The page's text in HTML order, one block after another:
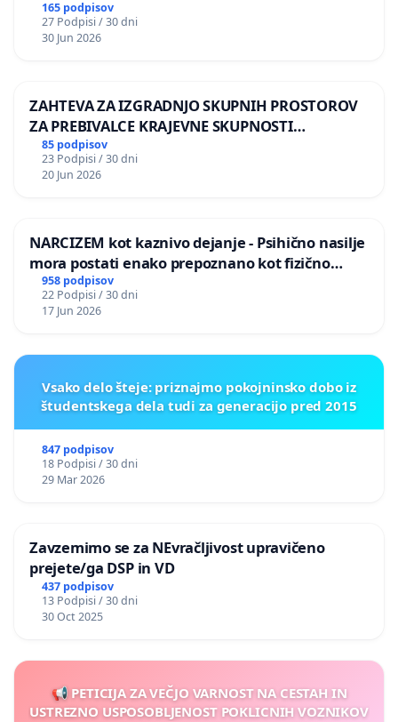
165 podpisov
27 Podpisi / 30 dni
30 Jun 2026
ZAHTEVA ZA IZGRADNJO SKUPNIH PROSTOROV
ZA PREBIVALCE KRAJEVNE SKUPNOSTI
PRESTRANEK
85 podpisov
23 Podpisi / 30 dni
20 Jun 2026
NARCIZEM kot kaznivo dejanje - Psihično nasilje
mora postati enako prepoznano kot fizično
nasilje
958 podpisov
22 Podpisi / 30 dni
17 Jun 2026
Vsako delo šteje: priznajmo pokojninsko dobo iz
študentskega dela tudi za generacijo pred 2015
847 podpisov
18 Podpisi / 30 dni
29 Mar 2026
Zavzemimo se za NEvračljivost upravičeno
prejete/ga DSP in VD
437 podpisov
13 Podpisi / 30 dni
30 Oct 2025
📢 PETICIJA ZA VEČJO VARNOST NA CESTAH IN
USTREZNO USPOSOBLJENOST POKLICNIH VOZNIKOV